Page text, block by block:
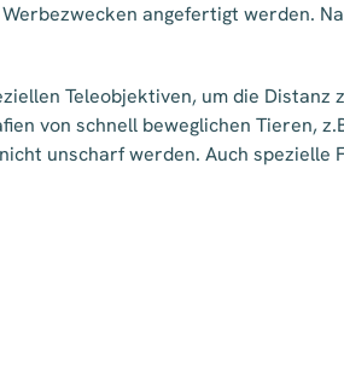
angefertigt werden.
Teleobjektiven, um die Distanz
von schnell beweglichen Tieren,
unscharf werden. Auch spezielle